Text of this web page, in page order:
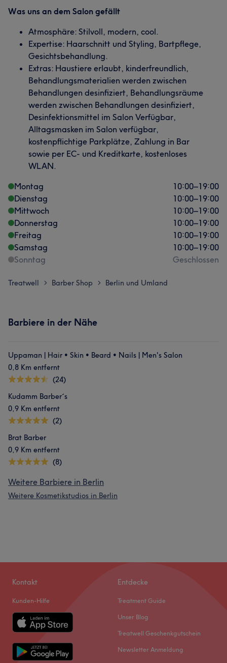
Was uns an dem Salon gefällt
Atmosphäre: Stilvoll, modern, cool.
Expertise: Haarschnitt und Styling, Bartpflege,
Gesichtsbehandlung.
Extras: Haustiere erlaubt, kinderfreundlich,
Behandlungsmaterialien werden zwischen
Behandlungen desinfiziert, Behandlungsräume
werden zwischen Behandlungen desinfiziert,
Desinfektionsmittel im Salon Verfügbar,
Alltagsmasken im Salon verfügbar,
kostenpflichtige Parkplätze, Zahlung in Bar
sowie per EC- und Kreditkarte, kostenloses
WLAN.
Montag
10:00–19:00
Dienstag
10:00–19:00
Mittwoch
10:00–19:00
Donnerstag
10:00–19:00
Freitag
10:00–19:00
Samstag
10:00–19:00
Sonntag
Geschlossen
Treatwell > Barber Shop > Berlin und Umland
Barbiere in der Nähe
Uppaman | Hair • Skin • Beard • Nails | Men's Salon
0,8 Km entfernt
(24)
Kudamm Barber´s
0,9 Km entfernt
(2)
Brat Barber
0,9 Km entfernt
(8)
Weitere Barbiere in Berlin
Weitere Kosmetikstudios in Berlin
Kontakt
Kunden-Hilfe
Entdecke
Treatment Guide
Unser Blog
Treatwell Geschenkgutschein
Newsletter Anmeldung